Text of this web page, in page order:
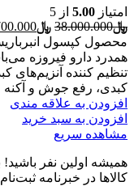
امتیاز 5.00 از 5
﷼38.000.000 قیمت
اصلی
بود.
﷼
محصول کپسول
همدرد دارو فیروزه
تنظیم کننده آنزیم‌های
کبدی، رفع جوش و آکنه
افزودن به علاقه مندی
افزودن به سبد خرید
مشاهده سریع
همیشه اولین نفر
کالاها در خبرنامه